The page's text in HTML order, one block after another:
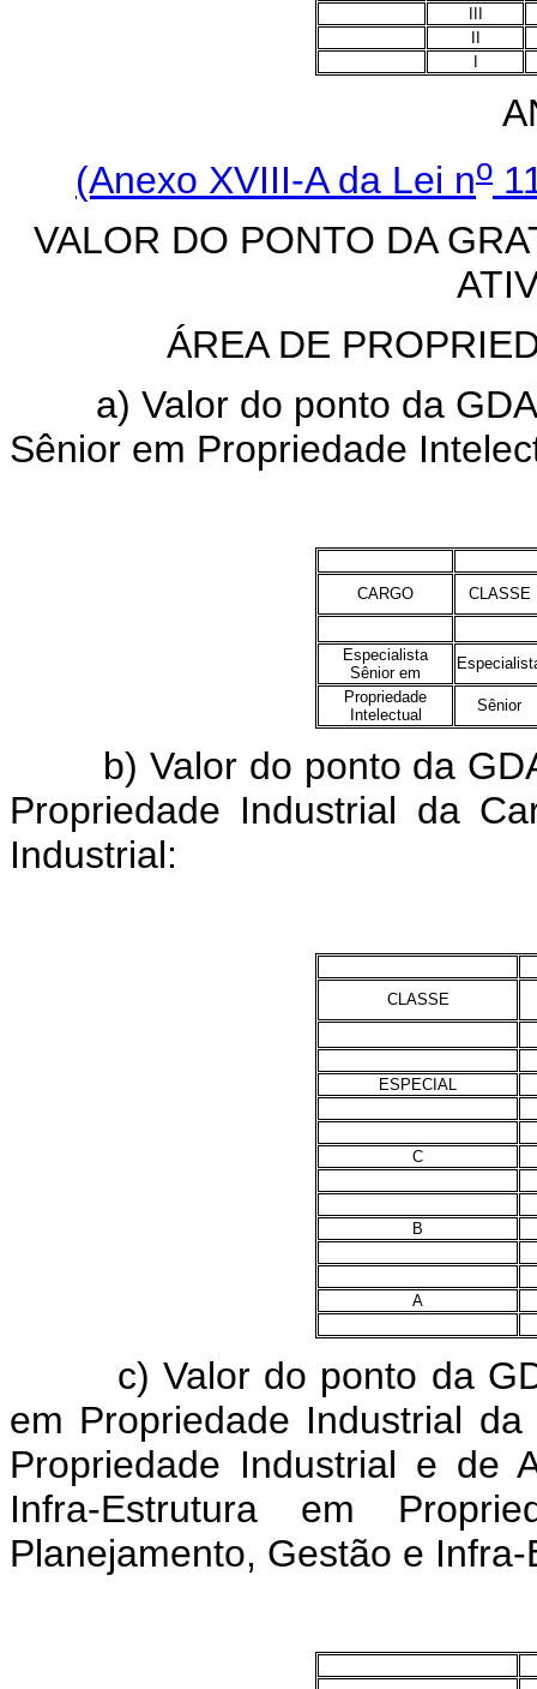
III
II
I
(Anexo XVIII-A da Lei no
VALOR DO PONTO DA
ÁREA DE
a) Valor do ponto da
Sênior em Propriedade
CARGO CLASSE
Especialista
Sênior em
Propriedade
Intelectual
Sênior
b) Valor do ponto da
Propriedade Industrial da
Industrial:
CLASSE
ESPECIAL
C
B
A
c) Valor do ponto da
em Propriedade Industrial
Propriedade Industrial e de
Infra-Estrutura em
Planejamento, Gestão e